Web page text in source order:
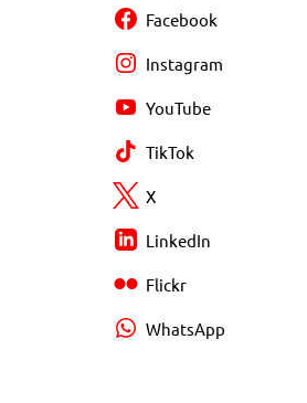
Facebook
Instagram
YouTube
TikTok
X
LinkedIn
Flickr
WhatsApp